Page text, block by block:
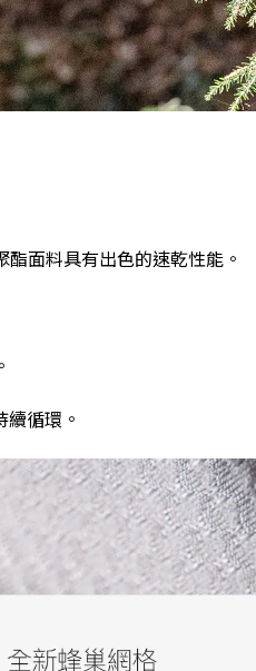
面料具有出色的速乾性能。
循環。